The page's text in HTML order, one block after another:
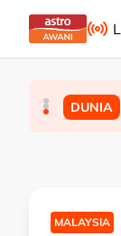
Skip to main
DUNIA
DUNIA
MALAYSIA